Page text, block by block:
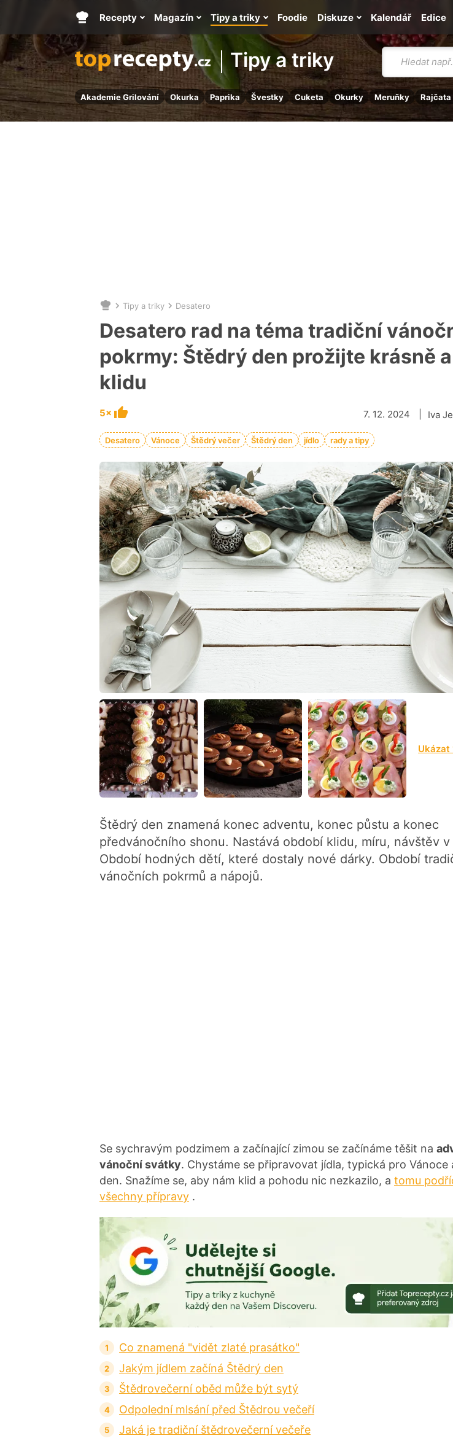
Tipy a triky
Vyhledávání
Akademie Grilování Okurka Paprika Švestky Cuketa Okurky Meruňky Rajčata
Hlavní
stránka
Recepty Magazín Tipy a triky Kalendář
Foodie Diskuze Edice
Nacházíte
se
zde:
Tipy a triky Desatero
Desatero rad na téma tradiční
pokrmy: Štědrý den prožijte krásně
klidu
5× Iva
7. 12. 2024
Desatero Vánoce Štědrý večer Štědrý den jídlo rady a tipy
8 Ukázat
Štědrý den znamená konec adventu, konec půstu a konec
předvánočního shonu. Nastává období klidu, míru, návštěv v
Období hodných dětí, které dostaly nové dárky. Období
vánočních pokrmů a nápojů.
Se sychravým podzimem a začínající zimou se začínáme těšit na
vánoční svátky. Chystáme se připravovat jídla, typická pro Vánoce
den. Snažíme se, aby nám klid a pohodu nic nezkazilo, a tomu
všechny přípravy .
Co znamená "vidět zlaté prasátko"
Jakým jídlem začíná Štědrý den
Štědrovečerní oběd může být sytý
Odpolední mlsání před Štědrou večeří
Jaká je tradiční štědrovečerní večeře